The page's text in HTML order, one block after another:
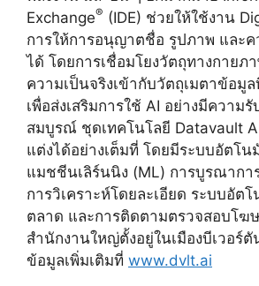
Exchange® (IDE) ช่วยให้ใช้งาน
การให้การอนุญาตชื่อ รูปภาพ และค
ได้ โดยการเชื่อมโยงวัตถุทางกายภ
ความเป็นจริงเข้ากับวัตถุเมตาข้อมู
เพื่อส่งเสริมการใช้ AI อย่างมีความ
สมบูรณ์ ชุดเทคโนโลยี Datavault
แต่งได้อย่างเต็มที่ โดยมีระบบอัตโน
แมชชีนเลิร์นนิง (ML) การบูรณากา
การวิเคราะห์โดยละเอียด ระบบอัต
ตลาด และการติดตามตรวจสอบโ
สำนักงานใหญ่ตั้งอยู่ในเมืองบีเวอร์
ข้อมูลเพิ่มเติมที่ www.dvlt.ai